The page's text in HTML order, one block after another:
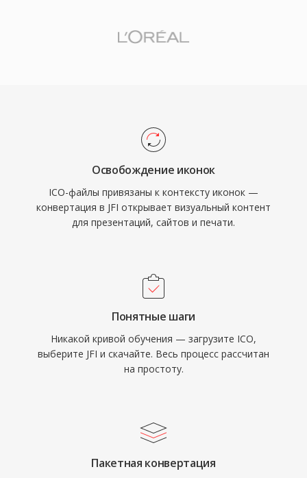
Освобождение иконок
ICO-файлы привязаны к контексту иконок —
конвертация в JFI открывает визуальный контент
для презентаций, сайтов и печати.
Понятные шаги
Никакой кривой обучения — загрузите ICO,
выберите JFI и скачайте. Весь процесс рассчитан
на простоту.
Пакетная конвертация